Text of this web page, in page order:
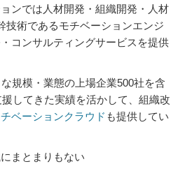
ンでは人材開発・組織開発・人材
技術であるモチベーションエンジ
コンサルティングサービスを提供
規模・業態の上場企業500社を含
してきた実績を活かして、組織改
ベーションクラウド も提供してい
まとまりもない